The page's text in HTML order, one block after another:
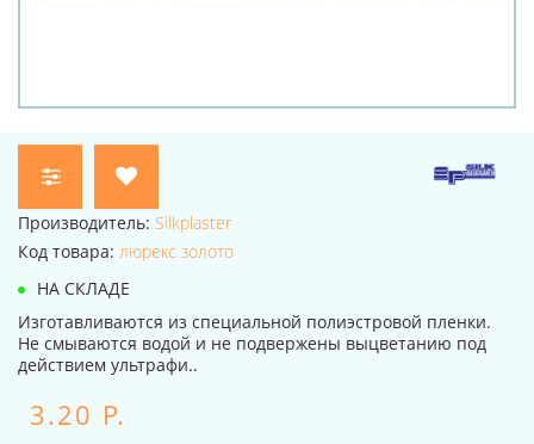
Производитель: Silkplaster
Код товара: люрекс золото
НА СКЛАДЕ
Изготавливаются из специальной полиэстровой пленки.
Не смываются водой и не подвержены выцветанию под
действием ультрафи..
3.20 Р.